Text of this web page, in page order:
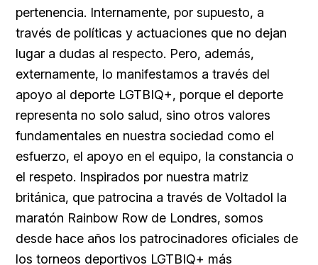
pertenencia. Internamente, por supuesto, a
través de políticas y actuaciones que no dejan
lugar a dudas al respecto. Pero, además,
externamente, lo manifestamos a través del
apoyo al deporte LGTBIQ+, porque el deporte
representa no solo salud, sino otros valores
fundamentales en nuestra sociedad como el
esfuerzo, el apoyo en el equipo, la constancia o
el respeto. Inspirados por nuestra matriz
británica, que patrocina a través de Voltadol la
maratón Rainbow Row de Londres, somos
desde hace años los patrocinadores oficiales de
los torneos deportivos LGTBIQ+ más